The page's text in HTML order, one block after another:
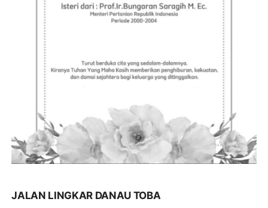
JALAN LINGKAR DANAU TOBA